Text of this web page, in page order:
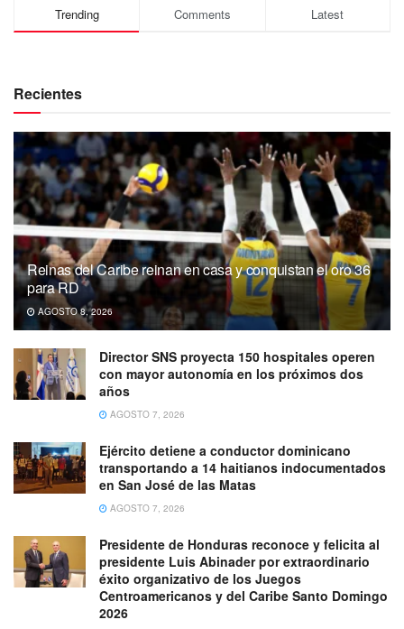
Trending Comments Latest
Recientes
Reinas del Caribe reinan en casa y conquistan el oro 36
para RD
AGOSTO 8, 2026
Director SNS proyecta 150 hospitales operen
con mayor autonomía en los próximos dos
años
AGOSTO 7, 2026
Ejército detiene a conductor dominicano
transportando a 14 haitianos indocumentados
en San José de las Matas
AGOSTO 7, 2026
Presidente de Honduras reconoce y felicita al
presidente Luis Abinader por extraordinario
éxito organizativo de los Juegos
Centroamericanos y del Caribe Santo Domingo
2026